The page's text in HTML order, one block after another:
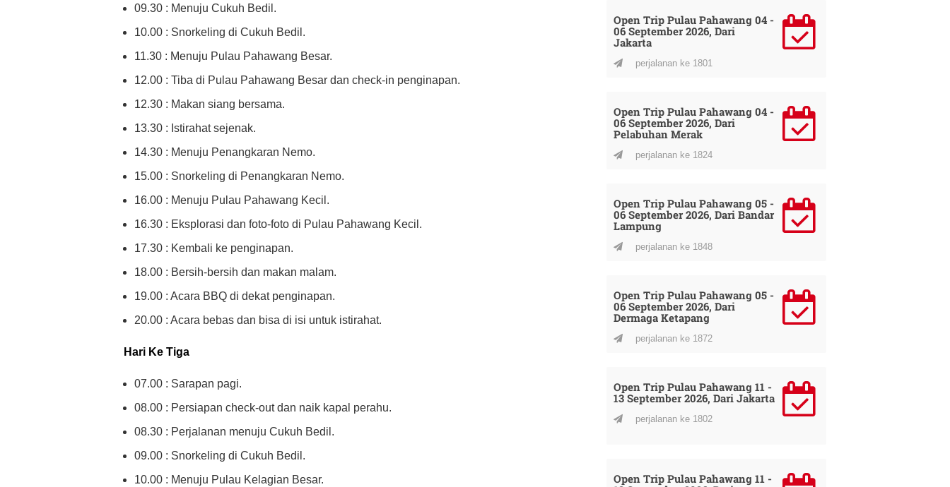
09.30 : Menuju Cukuh Bedil.
10.00 : Snorkeling di Cukuh Bedil.
11.30 : Menuju Pulau Pahawang Besar.
12.00 : Tiba di Pulau Pahawang Besar dan check-in penginapan.
12.30 : Makan siang bersama.
13.30 : Istirahat sejenak.
14.30 : Menuju Penangkaran Nemo.
15.00 : Snorkeling di Penangkaran Nemo.
16.00 : Menuju Pulau Pahawang Kecil.
16.30 : Eksplorasi dan foto-foto di Pulau Pahawang Kecil.
17.30 : Kembali ke penginapan.
18.00 : Bersih-bersih dan makan malam.
19.00 : Acara BBQ di dekat penginapan.
20.00 : Acara bebas dan bisa di isi untuk istirahat.
Hari Ke Tiga
07.00 : Sarapan pagi.
08.00 : Persiapan check-out dan naik kapal perahu.
08.30 : Perjalanan menuju Cukuh Bedil.
09.00 : Snorkeling di Cukuh Bedil.
10.00 : Menuju Pulau Kelagian Besar.
Open Trip Pulau Pahawang 04 -
06 September 2026, Dari
Jakarta
perjalanan ke 1801
Open Trip Pulau Pahawang 04 -
06 September 2026, Dari
Pelabuhan Merak
perjalanan ke 1824
Open Trip Pulau Pahawang 05 -
06 September 2026, Dari Bandar
Lampung
perjalanan ke 1848
Open Trip Pulau Pahawang 05 -
06 September 2026, Dari
Dermaga Ketapang
perjalanan ke 1872
Open Trip Pulau Pahawang 11 -
13 September 2026, Dari Jakarta
perjalanan ke 1802
Open Trip Pulau Pahawang 11 -